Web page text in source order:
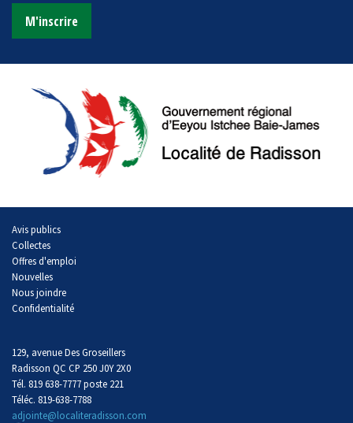
M'inscrire
Avis publics
Collectes
Offres d'emploi
Nouvelles
Nous joindre
Confidentialité
129, avenue Des Groseillers
Radisson QC CP 250 J0Y 2X0
Tél. 819 638-7777 poste 221
Téléc. 819-638-7788
adjointe@localiteradisson.com